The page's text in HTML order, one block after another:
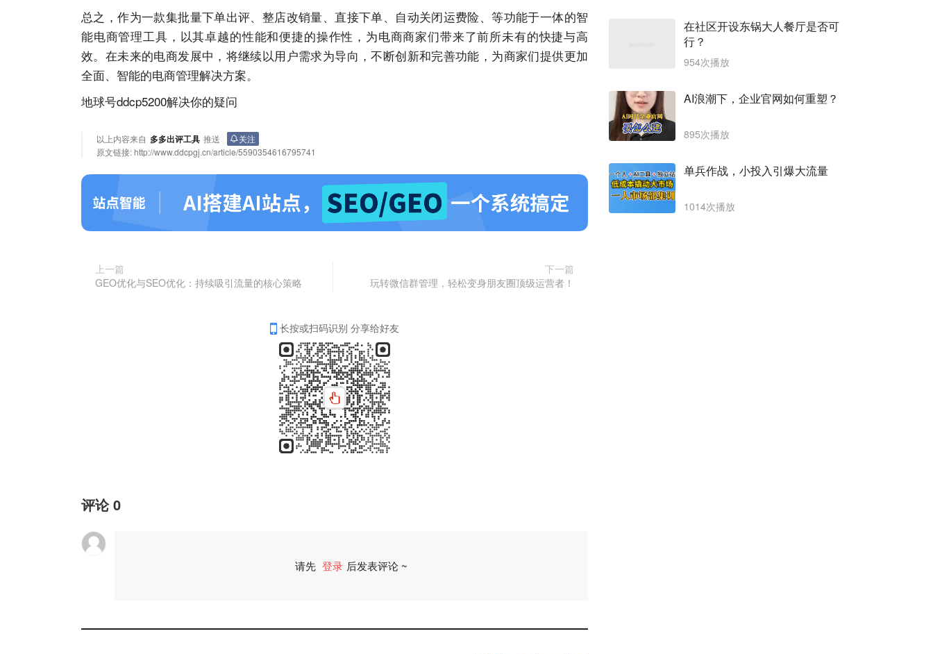
总之，作为一款集批量下单出评、整店改销量、直接下单、自动关闭运费险、等功能于一体的智
能电商管理工具，以其卓越的性能和便捷的操作性，为电商商家们带来了前所未有的快捷与高
效。在未来的电商发展中，将继续以用户需求为导向，不断创新和完善功能，为商家们提供更加
全面、智能的电商管理解决方案。
地球号ddcp5200解决你的疑问
以上内容来自 多多出评工具 推送
关注
原文链接:http://www.ddcpgj.cn/article/5590354616795741
上一篇
GEO优化与SEO优化：持续吸引流量的核心策略
下一篇
玩转微信群管理，轻松变身朋友圈顶级运营者！
长按或扫码识别 分享给好友
评论0
请先 登录 后发表评论 ~
在社区开设东锅大人餐厅是否可
行？
954次播放
AI浪潮下，企业官网如何重塑？
895次播放
单兵作战，小投入引爆大流量
1014次播放